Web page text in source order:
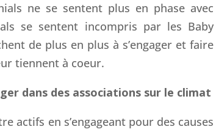
ne se sentent plus en phase avec
se sentent incompris par les Baby
de plus en plus à s’engager et faire
tiennent à coeur.
dans des associations sur le climat
actifs en s’engageant pour des causes